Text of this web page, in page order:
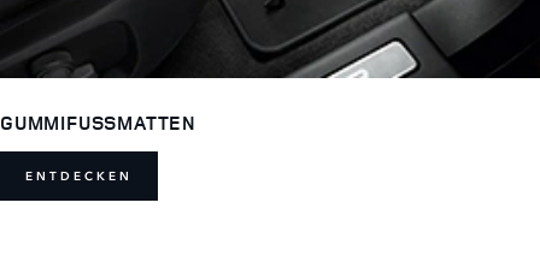
GUMMIFUSSMATTEN
ENTDECKEN